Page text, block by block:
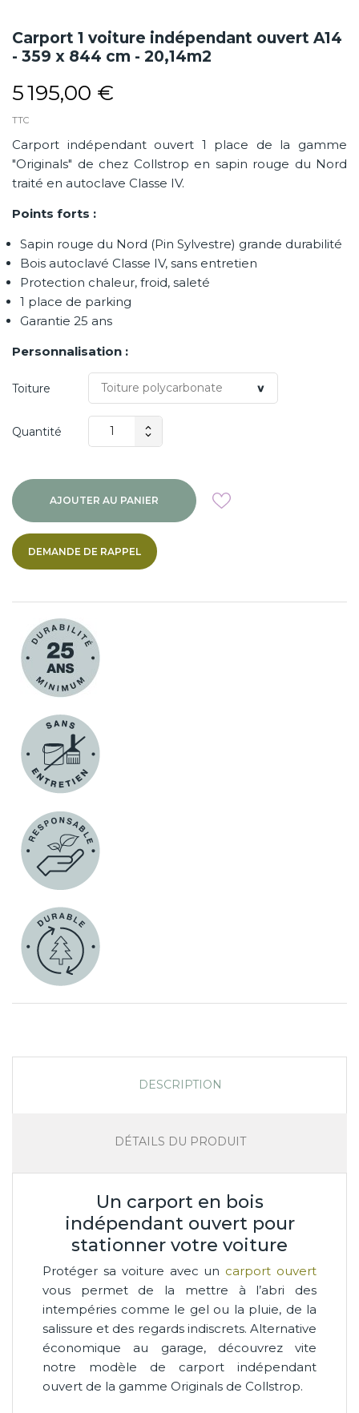
Carport 1 voiture indépendant ouvert A14
- 359 x 844 cm - 20,14m2
5 195,00 €
TTC
Carport indépendant ouvert 1 place de la gamme
"Originals" de chez Collstrop en sapin rouge du Nord
traité en autoclave Classe IV.
Points forts :
Sapin rouge du Nord (Pin Sylvestre) grande durabilité
Bois autoclavé Classe IV, sans entretien
Protection chaleur, froid, saleté
1 place de parking
Garantie 25 ans
Personnalisation :
Toiture
Quantité
AJOUTER AU PANIER
DEMANDE DE RAPPEL
DESCRIPTION
DÉTAILS DU PRODUIT
Un carport en bois
indépendant ouvert pour
stationner votre voiture
Protéger sa voiture avec un carport ouvert
vous permet de la mettre à l’abri des
intempéries comme le gel ou la pluie, de la
salissure et des regards indiscrets. Alternative
économique au garage, découvrez vite
notre modèle de carport indépendant
ouvert de la gamme Originals de Collstrop.